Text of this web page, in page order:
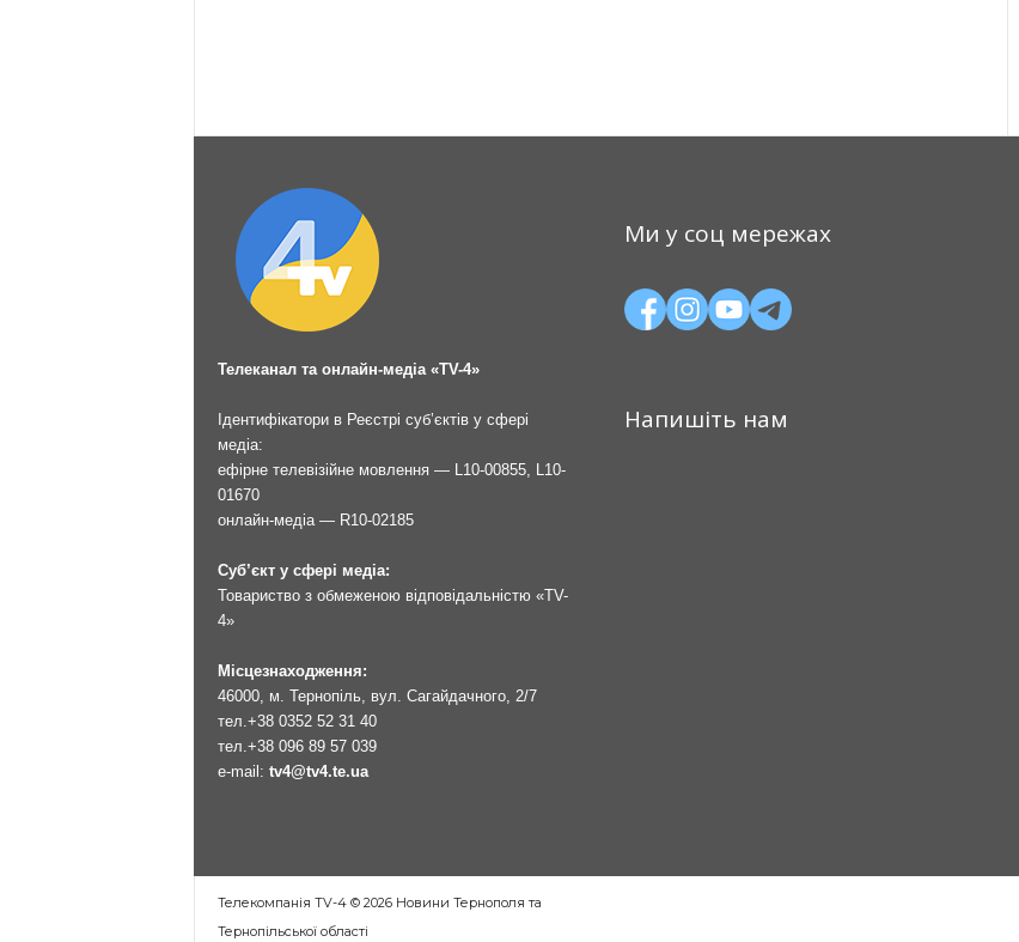
Телеканал та онлайн-медіа «TV-4»
Ідентифікатори в Реєстрі суб’єктів у сфері
медіа:
ефірне телевізійне мовлення — L10-00855, L10-
01670
онлайн-медіа — R10-02185
Суб’єкт у сфері медіа:
Товариство з обмеженою відповідальністю «TV-
4»
Місцезнаходження:
46000, м. Тернопіль, вул. Сагайдачного, 2/7
тел. +38 0352 52 31 40
тел. +38 096 89 57 039
e-mail: tv4@tv4.te.ua
Ми у соц мережах
Напишіть нам
Телекомпанія TV-4 © 2026 Новини Тернополя та
Тернопільської області